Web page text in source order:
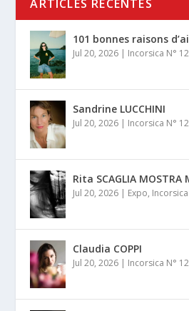
ARTICLES RÉCENTES
101 bonnes raisons
Jul 20, 2026 | Incorsica N°
Sandrine LUCCHINI
Jul 20, 2026 | Incorsica N°
Rita SCAGLIA MOSTRA
Jul 20, 2026 | Expo,
Claudia COPPI
Jul 20, 2026 | Incorsica N°